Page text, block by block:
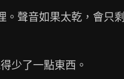
聲音如果太乾，會只
少了一點東西。